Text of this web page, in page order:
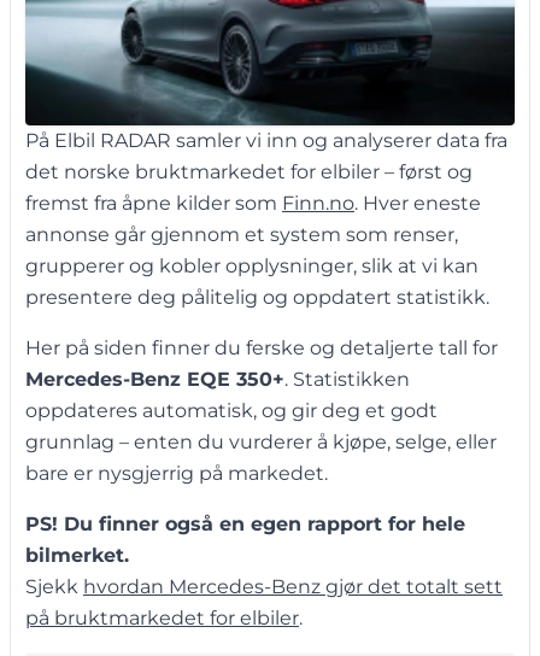
På Elbil RADAR samler vi inn og analyserer data fra
det norske bruktmarkedet for elbiler – først og
fremst fra åpne kilder som Finn.no. Hver eneste
annonse går gjennom et system som renser,
grupperer og kobler opplysninger, slik at vi kan
presentere deg pålitelig og oppdatert statistikk.
Her på siden finner du ferske og detaljerte tall for
Mercedes-Benz EQE 350+. Statistikken
oppdateres automatisk, og gir deg et godt
grunnlag – enten du vurderer å kjøpe, selge, eller
bare er nysgjerrig på markedet.
PS! Du finner også en egen rapport for hele
bilmerket.
Sjekk hvordan Mercedes-Benz gjør det totalt sett
på bruktmarkedet for elbiler.